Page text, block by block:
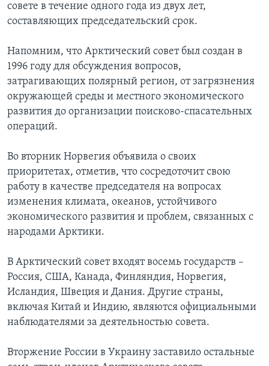
совете в течение одного года из двух лет,
составляющих председательский срок.
Напомним, что Арктический совет был создан в
1996 году для обсуждения вопросов,
затрагивающих полярный регион, от загрязнения
окружающей среды и местного экономического
развития до организации поисково-спасательных
операций.
Во вторник Норвегия объявила о своих
приоритетах, отметив, что сосредоточит свою
работу в качестве председателя на вопросах
изменения климата, океанов, устойчивого
экономического развития и проблем, связанных с
народами Арктики.
В Арктический совет входят восемь государств –
Россия, США, Канада, Финляндия, Норвегия,
Исландия, Швеция и Дания. Другие страны,
включая Китай и Индию, являются официальными
наблюдателями за деятельностью совета.
Вторжение России в Украину заставило остальные